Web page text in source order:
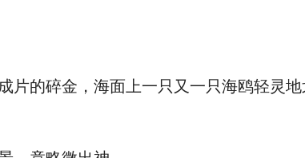
的碎金，海面上一只又一只海鸥轻灵